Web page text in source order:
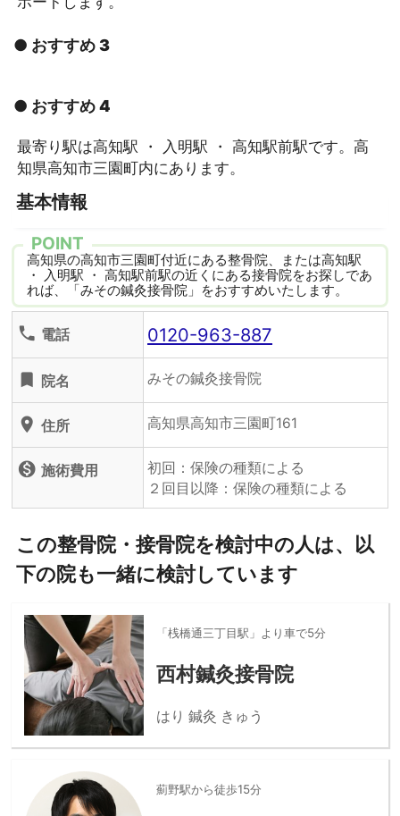
● おすすめ 3
● おすすめ 4
最寄り駅は高知駅 ・ 入明駅 ・ 高知駅前駅です。高
知県高知市三園町内にあります。
基本情報
POINT
高知県の高知市三園町付近にある整骨院、または高知駅
・ 入明駅 ・ 高知駅前駅の近くにある接骨院をお探しであ
れば、「みその鍼灸接骨院」をおすすめいたします。
phone 電話 0120-963-887
turned_in 院名 みその鍼灸接骨院
location_on 住所 高知県高知市三園町161
monetization_on 施術費用
初回：保険の種類による
２回目以降：保険の種類による
この整骨院・接骨院を検討中の人は、以
下の院も一緒に検討しています
「桟橋通三丁目駅」より車で5分
西村鍼灸接骨院
はり 鍼灸 きゅう
薊野駅から徒歩15分